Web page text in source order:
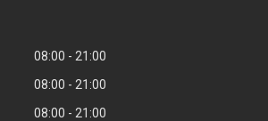
08:00
21:00
08:00
21:00
08:00
21:00